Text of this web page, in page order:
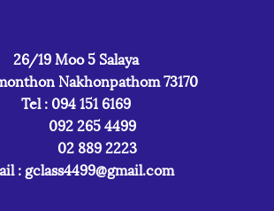
26/19 Moo 5 Salaya
Nakhonpathom 73170
Tel : 094 151 6169
092 265 4499
02 889 2223
:gclass4499@gmail.com